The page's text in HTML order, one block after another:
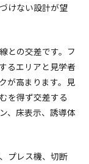
けない設計が望
との交差です。フ
るエリアと見学者
が高まります。見
を得ず交差する
、床表示、誘導体
プレス機、切断